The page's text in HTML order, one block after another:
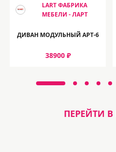
LART ФАБРИКА
МЕБЕЛИ - ЛАРТ
ДИВАН МОДУЛЬНЫЙ АРТ-6
38900 ₽
ПЕРЕЙТИ В